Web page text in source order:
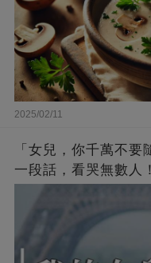
2025/02/11
「女兒，你千萬不
一段話，看哭無數人！